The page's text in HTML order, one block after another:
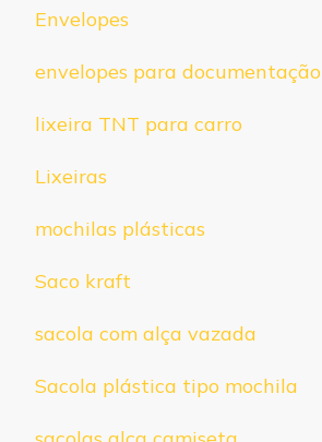
Envelopes
envelopes para documentação
lixeira TNT para carro
Lixeiras
mochilas plásticas
Saco kraft
sacola com alça vazada
Sacola plástica tipo mochila